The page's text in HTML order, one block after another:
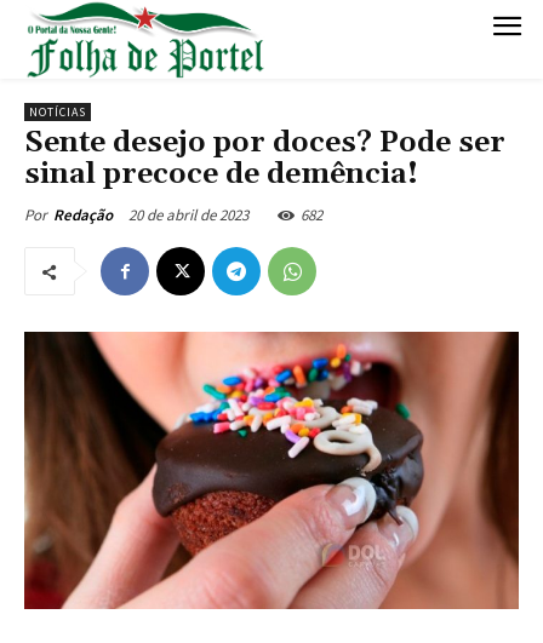
NOTÍCIAS
Sente desejo por doces? Pode ser
sinal precoce de demência!
Por Redação 20 de abril de 2023 682